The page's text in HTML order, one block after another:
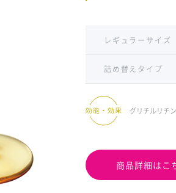
レギュラーサイズ
詰め替えタイプ
グリチルリチ
商品詳細はこ